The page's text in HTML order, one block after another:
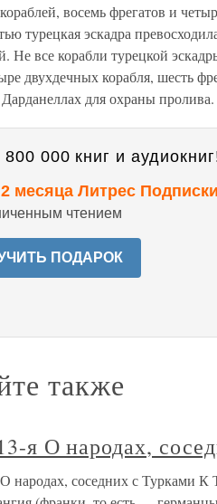
восемь фрегатов и
турецкая эскадра
Не все корабли турецкой
двухдечных корабля, шесть
Дарданеллах для охраны пролива.
000 книг и
2 месяца Литрес
чтением
ПОДАРОК
также
я О народах,
народах, соседних с Турками